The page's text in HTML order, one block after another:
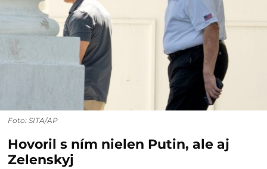
Foto: SITA/AP
Hovoril s ním nielen Putin, ale aj
Zelenskyj